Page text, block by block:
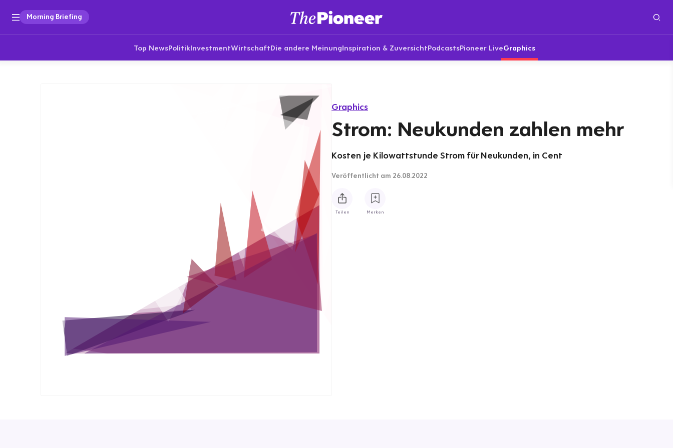
Morning Briefing
Top NewsPolitikInvestmentWirtschaftDie andere MeinungInspiration & ZuversichtPodcastsPioneer LiveGraphics
Graphics
Strom: Neukunden zahlen mehr
Kosten je Kilowattstunde Strom für Neukunden, in Cent
Veröffentlicht am 26.08.2022
Teilen Merken